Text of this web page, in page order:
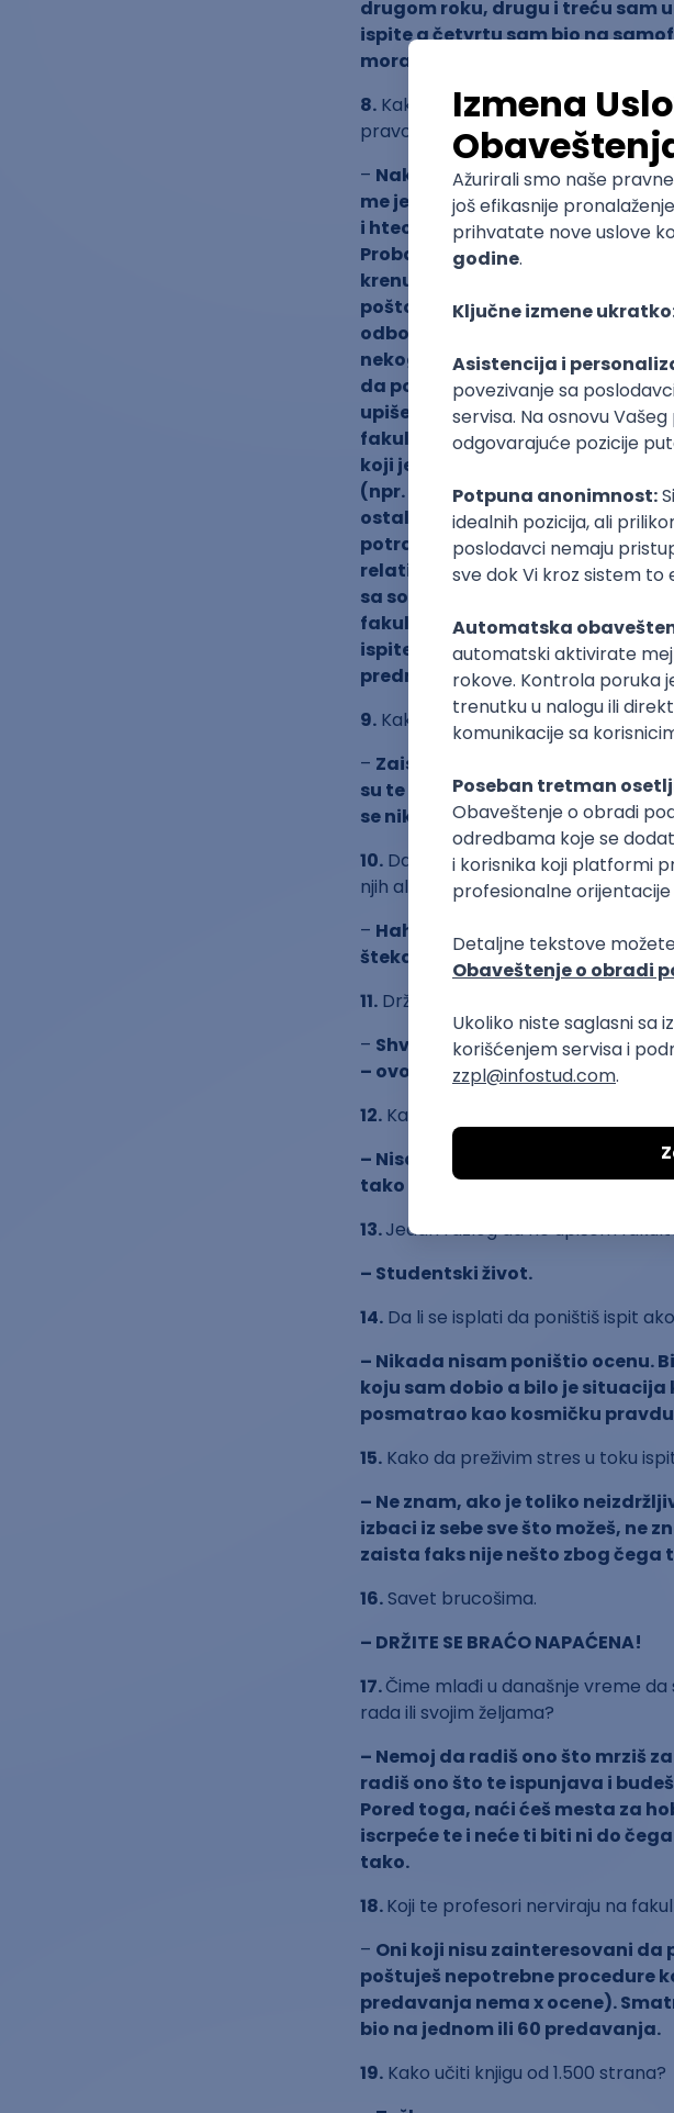
drugom roku, drugu i treću sam
ispite a četvrtu sam bio na
moraš da guliš, nema magije.
8. Kako je izgledao tvoj upis na faks
pravo ili si zbog nečeg drugog baš to
– Nakon što sam završio
me je išta zanimalo. Zatim sam
i hteo sam da idem da studiram
Probao sam i za neki mizeran
krenuo letnji raspust i ja sam
pošto me fakultet uopšte nije
odbojku (verovali ili ne) sa
nekog da mu preporučim da živi
da podeli troškove. Ja sam iz
upišem”. Nedugo posle toga
fakultetu u Novom Sadu postoji
koji je vrlo sličan “opštem”
(npr. kriminalistika itd) koji ga
ostalo nekih 60 mesta (tada taj
potražio sam šta treba da
relativno kratko jer sam se loše
sa solidnim brojem bodova.
fakultet krenuo počeo sam
ispite iz prve godine osim
predmet je u pitanju haha).
9. Kako si se borio sa pritiskom
– Zaista nikada nisam osećao
su te stvari u pitanju. Narvno,
se nikada tresao, padao u
10. Da li je na vašem faksu
njih ali ih samo drži za sebe?
– Haha a ne znam, mi smo to
štekanja. Ako i jeste, znači da je
11. Državni posao ili uspešna YouTube
– Shvatio sam da me trenutno
– ovo. Posao u državnom sektoru
12. Kako odlučiti na koji fakultet?
– Nisam kompetentan zaista,
tako da MORATE NEŠTO SAMI!
13.Jedan razlog da ne upišem
– Studentski život.
14. Da li se isplati da poništiš ispit
– Nikada nisam poništio ocenu.
koju sam dobio a bilo je situacija
posmatrao kao kosmičku
15. Kako da preživim stres u toku
– Ne znam, ako je toliko
izbaci iz sebe sve što možeš, ne
zaista faks nije nešto zbog čega
16. Savet brucošima.
– DRŽITE SE BRAĆO NAPAĆENA!
17.Čime mlađi u današnje vreme
rada ili svojim željama?
– Nemoj da radiš ono što mrziš
radiš ono što te ispunjava i
Pored toga, naći ćeš mesta za
iscrpeće te i neće ti biti ni do
tako.
18.Koji te profesori nerviraju na
– Oni koji nisu zainteresovani da
poštuješ nepotrebne procedure
predavanja nema x ocene).
bio na jednom ili 60 predavanja.
19. Kako učiti knjigu od 1.500 strana?